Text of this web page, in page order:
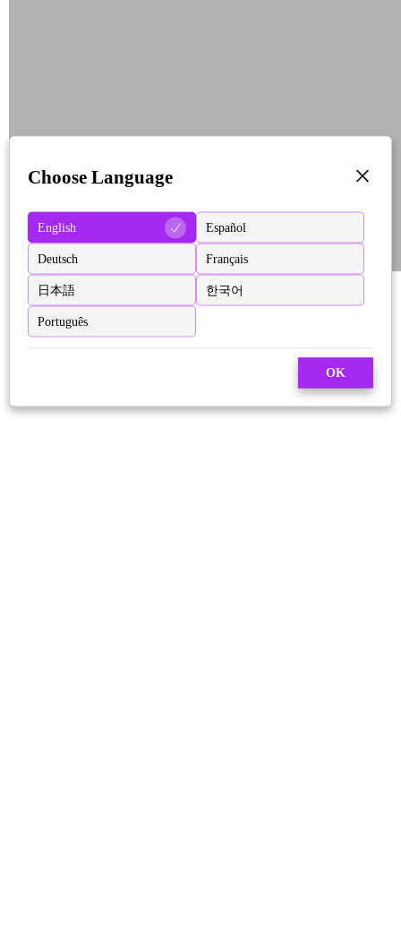
Choose Language
English Español
Deutsch Français
日本語 한국어
Português
OK